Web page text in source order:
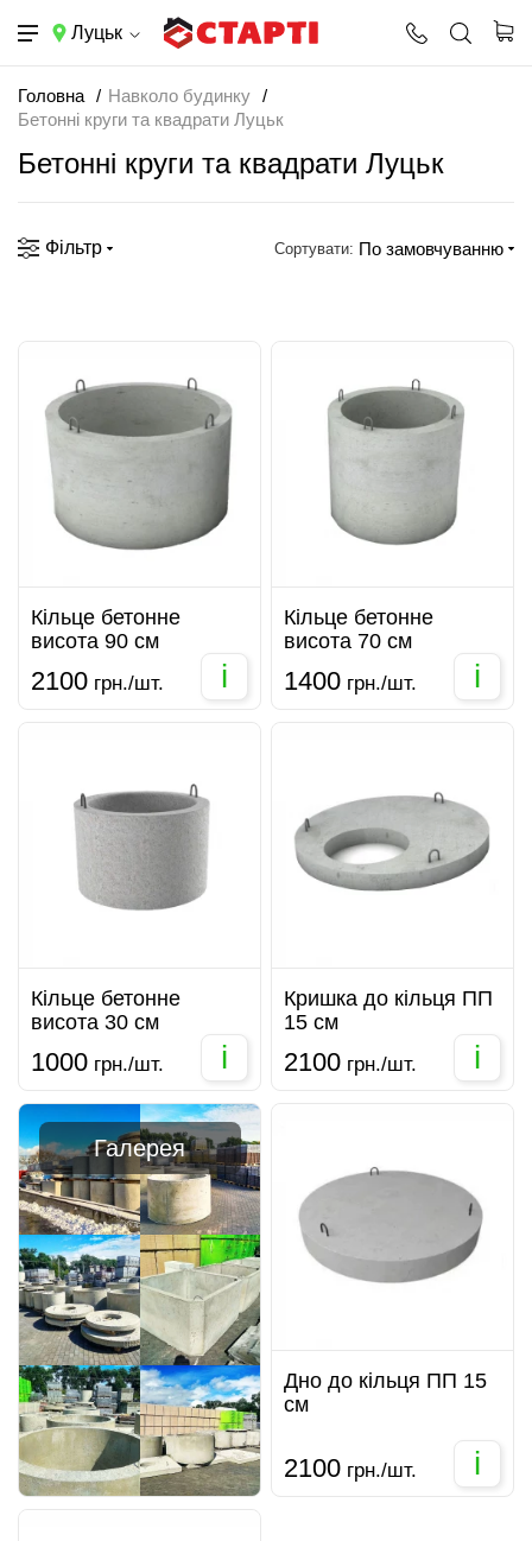
Луцьк
Головна
Навколо будинку
Бетонні круги та квадрати Луцьк
Бетонні круги та квадрати Луцьк
Фільтр Сортувати: По замовчуванню
Кільце бетонне
висота 90 см
2100 грн./шт. i
Кільце бетонне
висота 70 см
1400 грн./шт. i
Кільце бетонне
висота 30 см
1000 грн./шт. i
Кришка до кільця ПП
15 см
2100 грн./шт. i
Галерея
Дно до кільця ПП 15
см
2100 грн./шт. i